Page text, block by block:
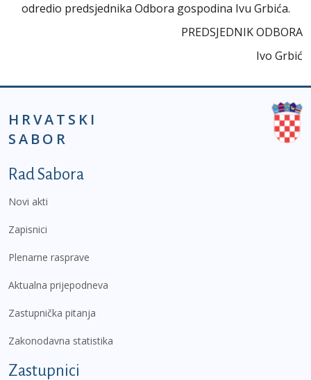
odredio predsjednika Odbora gospodina Ivu Grbića.
PREDSJEDNIK ODBORA
Ivo Grbić
HRVATSKI
SABOR
Podnožje prvi izbornik
Rad Sabora
Novi akti
Zapisnici
Plenarne rasprave
Aktualna prijepodneva
Zastupnička pitanja
Zakonodavna statistika
Zastupnici